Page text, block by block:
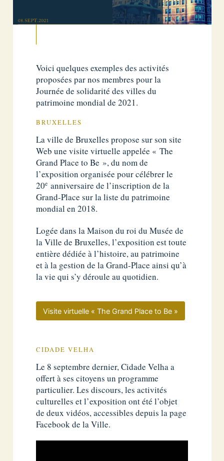
Voici quelques exemples des activités
proposées par nos membres pour la
Journée de solidarité des villes du
patrimoine mondial de 2021.
BRUXELLES
La ville de Bruxelles propose sur son site
Web une visite virtuelle appelée « The
Grand Place to Be », du nom de
l’exposition organisée pour célébrer le
20e anniversaire de l’inscription de la
Grand-Place sur la liste du patrimoine
mondial en 2018.
Logée dans la Maison du roi du Musée de
la Ville de Bruxelles, l’exposition est toute
entière dédiée à l’histoire, au patrimoine
et à la gestion de la Grand-Place ainsi qu’à
la vie qui s’y déroule au quotidien.
Visite virtuelle « The Grand Place to Be »
CIDADE VELHA
Le 8 septembre dernier, Cidade Velha a
offert à ses citoyens un programme
particulier. Les discours, les activités
culturelles et l’exposition ont été l’objet
de deux vidéos, accessibles depuis la page
Facebook de la Ville.
Lecteur